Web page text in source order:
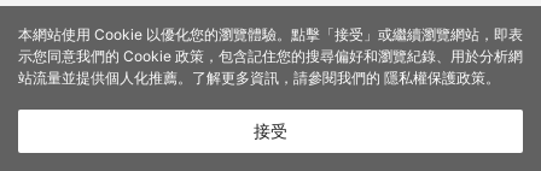
本網站使用 Cookie 以優化您的瀏覽體驗。點擊「接受」或繼續瀏覽網站，即表
示您同意我們的 Cookie 政策，包含記住您的搜尋偏好和瀏覽紀錄、用於分析網
站流量並提供個人化推薦。了解更多資訊，請參閱我們的 隱私權保護政策。
接受